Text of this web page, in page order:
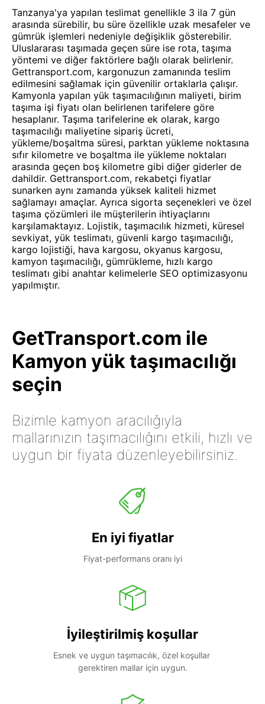
Tanzanya'ya yapılan teslimat genellikle 3 ila 7 gün
arasında sürebilir, bu süre özellikle uzak mesafeler ve
gümrük işlemleri nedeniyle değişiklik gösterebilir.
Uluslararası taşımada geçen süre ise rota, taşıma
yöntemi ve diğer faktörlere bağlı olarak belirlenir.
Gettransport.com, kargonuzun zamanında teslim
edilmesini sağlamak için güvenilir ortaklarla çalışır.
Kamyonla yapılan yük taşımacılığının maliyeti, birim
taşıma işi fiyatı olan belirlenen tarifelere göre
hesaplanır. Taşıma tarifelerine ek olarak, kargo
taşımacılığı maliyetine sipariş ücreti,
yükleme/boşaltma süresi, parktan yükleme noktasına
sıfır kilometre ve boşaltma ile yükleme noktaları
arasında geçen boş kilometre gibi diğer giderler de
dahildir. Gettransport.com, rekabetçi fiyatlar
sunarken aynı zamanda yüksek kaliteli hizmet
sağlamayı amaçlar. Ayrıca sigorta seçenekleri ve özel
taşıma çözümleri ile müşterilerin ihtiyaçlarını
karşılamaktayız. Lojistik, taşımacılık hizmeti, küresel
sevkiyat, yük teslimatı, güvenli kargo taşımacılığı,
kargo lojistiği, hava kargosu, okyanus kargosu,
kamyon taşımacılığı, gümrükleme, hızlı kargo
teslimatı gibi anahtar kelimelerle SEO optimizasyonu
yapılmıştır.
GetTransport.com ile
Kamyon yük taşımacılığı
seçin
Bizimle kamyon aracılığıyla
mallarınızın taşımacılığını etkili, hızlı ve
uygun bir fiyata düzenleyebilirsiniz.
En iyi fiyatlar
Fiyat-performans oranı iyi
İyileştirilmiş koşullar
Esnek ve uygun taşımacılık, özel koşullar
gerektiren mallar için uygun.